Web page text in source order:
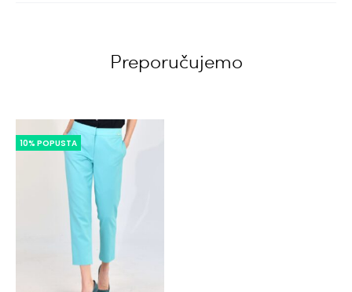
Preporučujemo
10% POPUSTA